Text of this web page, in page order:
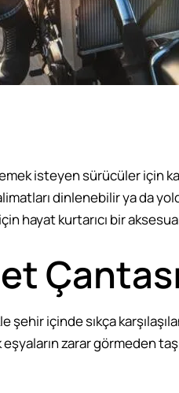
isteyen sürücüler için
dinlenebilir ya da
hayat kurtarıcı bir
Çantası
içinde sıkça
zarar görmeden